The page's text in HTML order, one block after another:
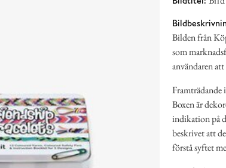
Bilden från
som
användaren
Framträdande
Boxen är
indikation på
beskrivet att
förstå syftet